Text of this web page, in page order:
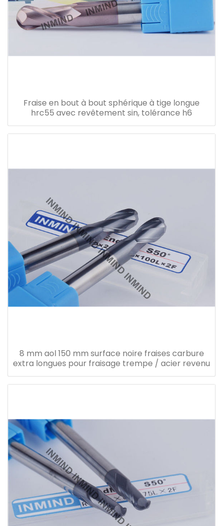
Fraise en bout à bout sphérique à tige longue
hrc55 avec revêtement sin, tolérance h6
8 mm aol 150 mm surface noire fraises carbure
extra longues pour fraisage trempe / acier revenu